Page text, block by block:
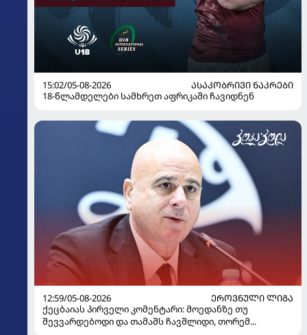
15:02/05-08-2026
ᲐᲡᲐᲙᲝᲑᲠᲘᲕᲘ ᲜᲐᲙᲠᲔᲑᲘ
18-წლამდელები სამხრეთ აფრიკაში ჩავიდნენ
12:59/05-08-2026
ᲔᲠᲝᲕᲜᲣᲚᲘ ᲚᲘᲒᲐ
ქეცბაიას პირველი კომენტარი: მოედანზე თუ
შევვარდებოდი და თამაშს ჩავშლიდი, თორემ...